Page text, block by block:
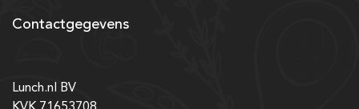
Contactgegevens
Lunch.nl BV